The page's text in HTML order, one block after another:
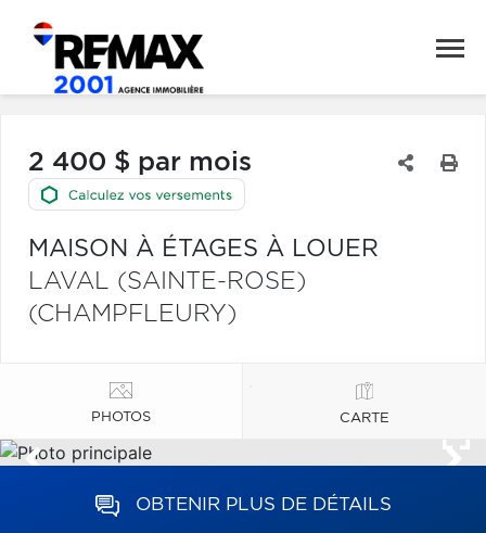
2 400 $ par mois
MAISON À ÉTAGES À LOUER
LAVAL (SAINTE-ROSE)
(CHAMPFLEURY)
PHOTOS CARTE
OBTENIR PLUS DE DÉTAILS